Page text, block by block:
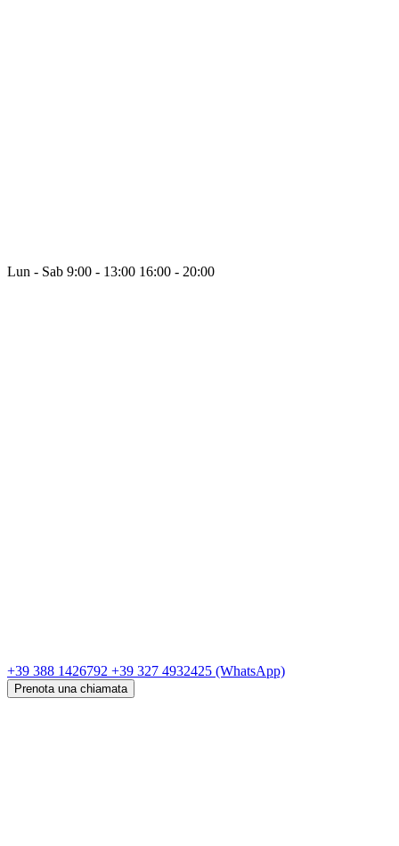
Lun - Sab 9:00 - 13:00 16:00 - 20:00
+39 388 1426792 +39 327 4932425 (WhatsApp)
Prenota una chiamata